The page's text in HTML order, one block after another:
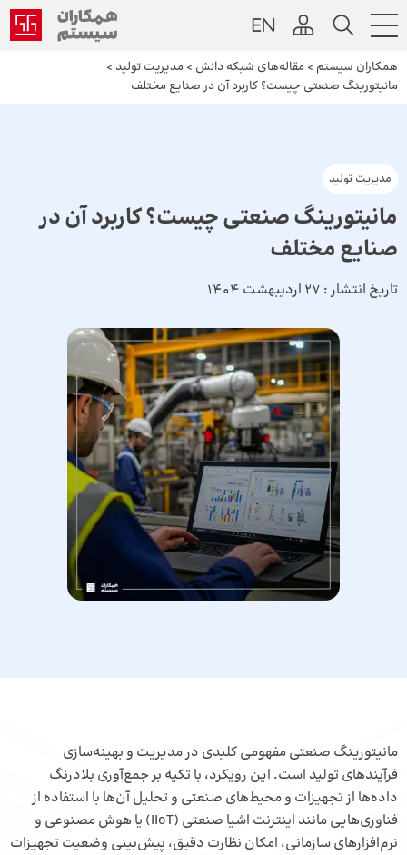
همکاران سیستم > مقاله‌های شبکه دانش > مدیریت تولید >
مانیتورینگ صنعتی چیست؟ کاربرد آن در صنایع مختلف
مدیریت تولید
مانیتورینگ صنعتی چیست؟ کاربرد آن در
صنایع مختلف
تاریخ انتشار : 27 اردیبهشت 1404
مانیتورینگ صنعتی مفهومی کلیدی در مدیریت و بهینه‌سازی
فرآیندهای تولید است. این رویکرد، با تکیه بر جمع‌آوری بلادرنگ
داده‌ها از تجهیزات و محیط‌های صنعتی و تحلیل آن‌ها با استفاده از
فناوری‌هایی مانند اینترنت اشیا صنعتی
(IIoT) یا هوش مصنوعی و
نرم‌افزارهای سازمانی، امکان نظارت دقیق، پیش‌بینی وضعیت تجهیزات